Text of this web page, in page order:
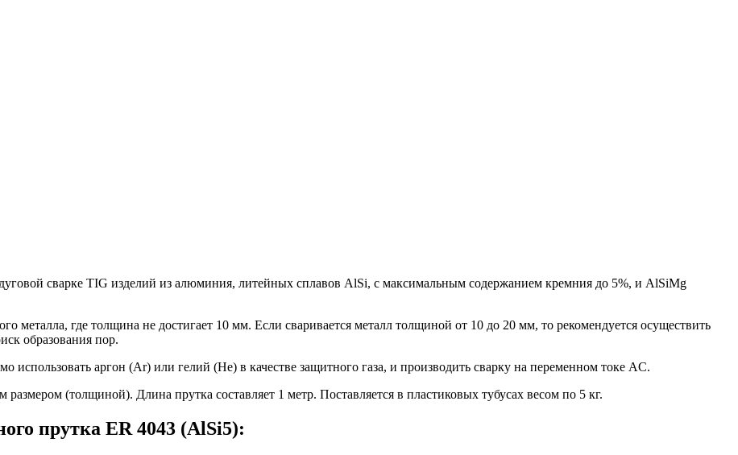
сварке TIG изделий из алюминия, литейных сплавов AlSi, с максимальным содержанием кремния до 5%, и AlSiMg
металла, где толщина не достигает 10 мм. Если сваривается металл толщиной от 10 до 20 мм, то рекомендуется осуществить
образования пор.
аргон (Ar) или гелий (He) в качестве защитного газа, и производить сварку на переменном токе AC.
(толщиной). Длина прутка составляет 1 метр. Поставляется в пластиковых тубусах весом по 5 кг.
прутка ER 4043 (AlSi5):